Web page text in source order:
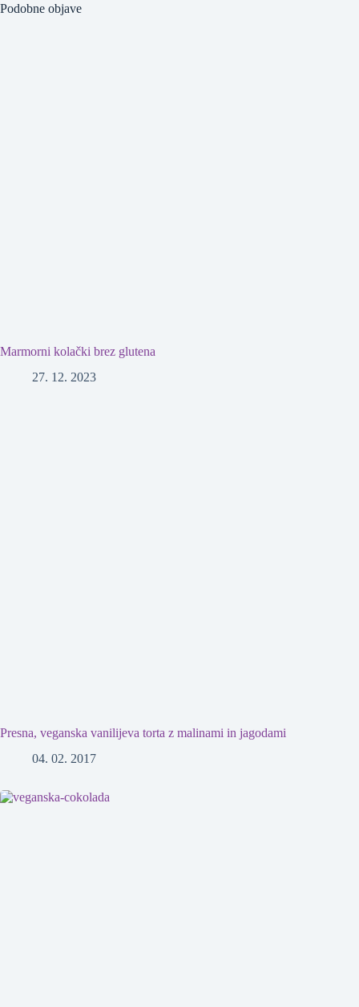
Podobne objave
Marmorni kolački brez glutena
27. 12. 2023
Presna, veganska vanilijeva torta z malinami in jagodami
04. 02. 2017